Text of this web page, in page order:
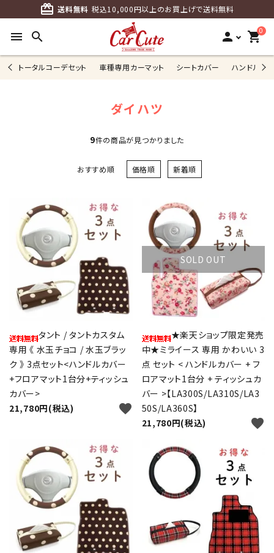
card_giftcard 送料無料 税込10,000円以上のお買上げで送料無料
menu search person 0
shopping_cart
トータルコーデセット 車種専用カーマット シートカバー ハンドルカ
ダイハツ
9件の商品が見つかりました
おすすめ順 価格順 新着順
タント / タントカスタム
専用 《 水玉チョコ / 水玉ブラッ
ク 》 3点セット<ハンドルカバー
+フロアマット1台分+ティッシュ
カバー>
21,780円(税込)
favorite
SOLD OUT
★楽天ショップ限定発売
中★ミライース 専用 かわいい 3
点 セット < ハンドルカバー + フ
ロアマット1台分 + ティッシュカ
バー >【LA300S/LA310S/LA3
50S/LA360S】
21,780円(税込)
favorite